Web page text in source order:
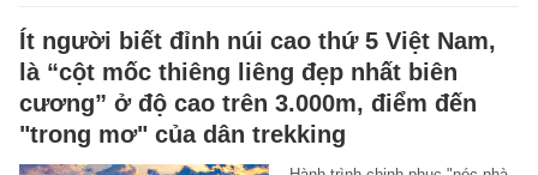
Ít người biết đỉnh núi cao thứ 5 Việt Nam,
là “cột mốc thiêng liêng đẹp nhất biên
cương” ở độ cao trên 3.000m, điểm đến
"trong mơ" của dân trekking